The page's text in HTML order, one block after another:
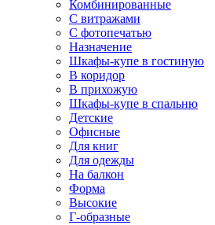
Комбинированные
С витражами
С фотопечатью
Назначение
Шкафы-купе в гостиную
В коридор
В прихожую
Шкафы-купе в спальню
Детские
Офисные
Для книг
Для одежды
На балкон
Форма
Высокие
Г-образные